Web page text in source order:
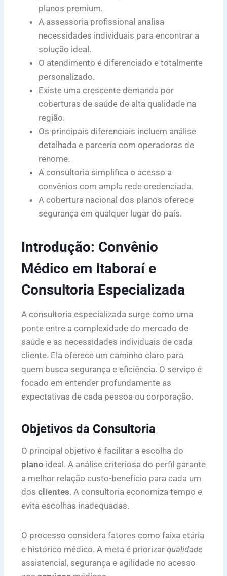
planos premium.
A assessoria profissional analisa
necessidades individuais para encontrar a
solução ideal.
O atendimento é diferenciado e totalmente
personalizado.
Existe uma crescente demanda por
coberturas de saúde de alta qualidade na
região.
Os principais diferenciais incluem análise
detalhada e parceria com operadoras de
renome.
A consultoria simplifica o acesso a
convênios com ampla rede credenciada.
A cobertura nacional dos planos oferece
segurança em qualquer lugar do país.
Introdução: Convênio
Médico em Itaboraí e
Consultoria Especializada
A consultoria especializada surge como uma
ponte entre a complexidade do mercado de
saúde e as necessidades individuais de cada
cliente. Ela oferece um caminho claro para
quem busca segurança e eficiência. O serviço é
focado em entender profundamente as
expectativas de cada pessoa ou corporação.
Objetivos da Consultoria
O principal objetivo é facilitar a escolha do
plano ideal. A análise criteriosa do perfil garante
a melhor relação custo-benefício para cada um
dos clientes. A consultoria economiza tempo e
evita escolhas inadequadas.
O processo considera fatores como faixa etária
e histórico médico. A meta é priorizar qualidade
assistencial, segurança e agilidade no acesso